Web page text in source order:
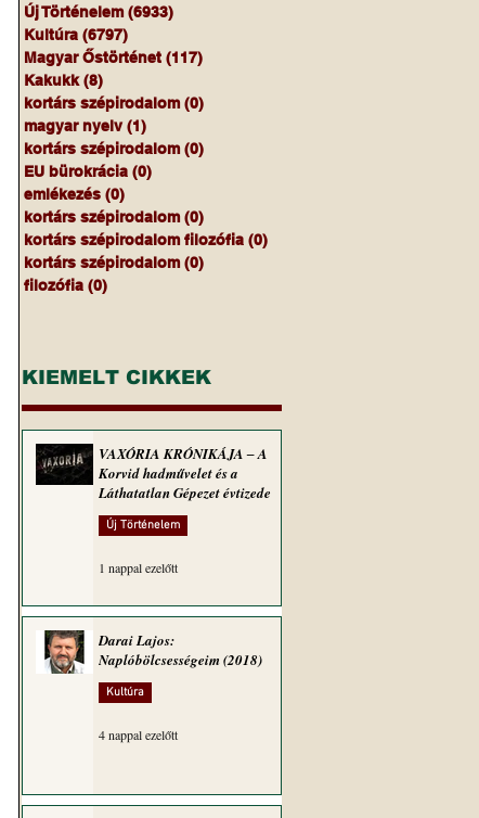
Új Történelem (6933)
Kultúra (6797)
Magyar Őstörténet (117)
Kakukk (8)
kortárs szépirodalom (0)
magyar nyelv (1)
kortárs szépirodalom (0)
EU bürokrácia (0)
emlékezés (0)
kortárs szépirodalom (0)
kortárs szépirodalom filozófia (0)
kortárs szépirodalom (0)
filozófia (0)
KIEMELT CIKKEK
VAXÓRIA KRÓNIKÁJA ‒ A
Korvid hadművelet és a
Láthatatlan Gépezet évtizede
Új Történelem
1 nappal ezelőtt
Darai Lajos:
Naplóbölcsességeim (2018)
Kultúra
4 nappal ezelőtt